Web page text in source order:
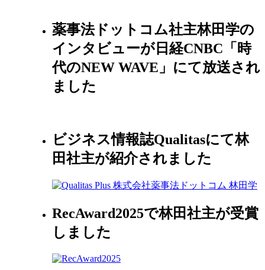
薬事法ドットコム社主林田学の
インタビューが日経CNBC「時
代のNEW WAVE」にて放送され
ました
ビジネス情報誌Qualitasにて林
田社主が紹介されました
RecAward2025で林田社主が受賞
しました